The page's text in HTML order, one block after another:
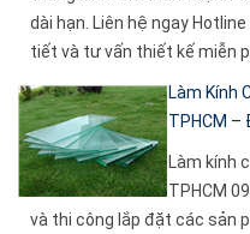
dài hạn. Liên hệ ngay
tiết và tư vấn thiết kế miễn
Làm Kính
TPHCM –
Làm kính
TPHCM
và thi công lắp đặt các sản